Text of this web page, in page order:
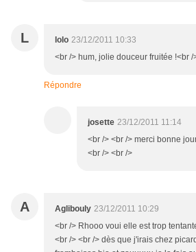
L lolo 23/12/2011 10:33
<br /> hum, jolie douceur fruitée !<br /
Répondre
josette 23/12/2011 11:14
<br /> <br /> merci bonne
<br /> <br />
A Aglibouly 23/12/2011 10:29
<br /> Rhooo voui elle est trop
<br /> <br /> dès que j'irais chez